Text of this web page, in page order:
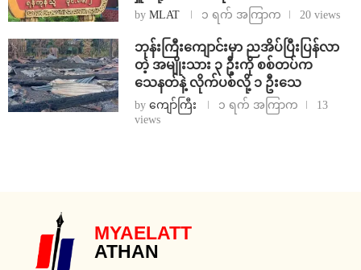
by MLAT ၁ ရက် အကြာက 20 views
ဘုန်းကြီးကျောင်းမှာ ညအိပ်ပြီးပြန်လာ
တဲ့ အမျိုးသား ၃ ဦးကို စစ်တပ်က
သေနတ်နဲ့ လိုက်ပစ်လို့ ၁ ဦးသေ
by ကျော်ကြီး ၁ ရက် အကြာက
13
views
MYAELATT
ATHAN